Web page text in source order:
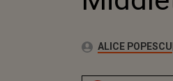
Autor:ALICE POPESCU